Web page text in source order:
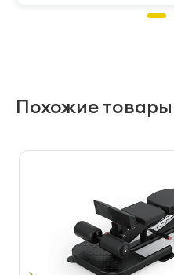
Похожие товары